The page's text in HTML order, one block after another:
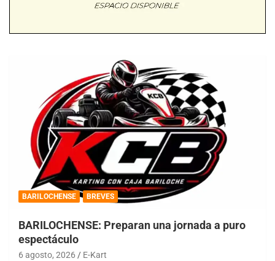
BARILOCHENSE BREVES
BARILOCHENSE: Preparan una jornada a puro
espectáculo
6 agosto, 2026 E-Kart